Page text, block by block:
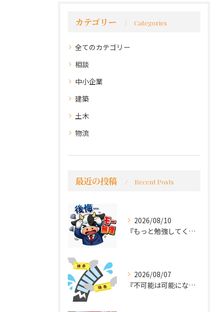
カテゴリー Categories
全てのカテゴリー
相談
中小企業
建築
土木
物流
最近の投稿 Recent Posts
2026/08/10
『もっと勉強してくれば良かった～後悔先にたたず』
2026/08/07
『不可能は可能になる』